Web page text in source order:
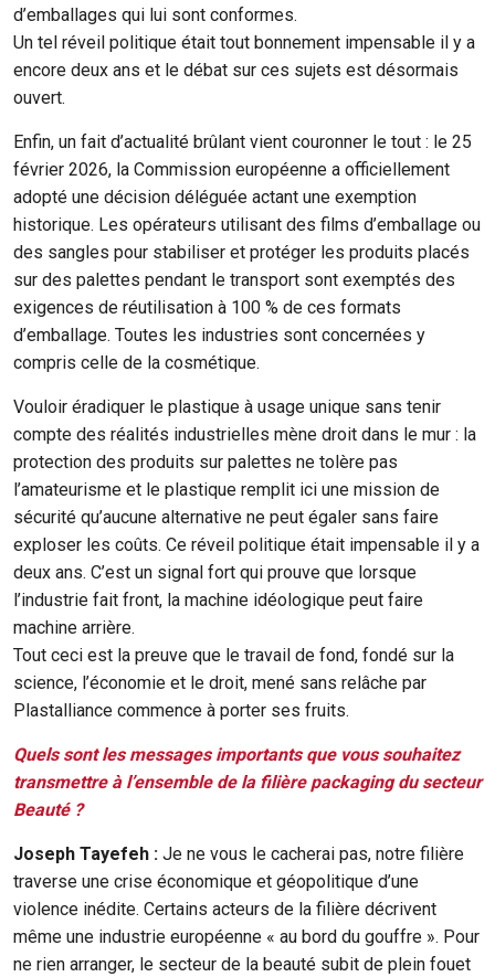
d’emballages qui lui sont conformes.
Un tel réveil politique était tout bonnement impensable il y a
encore deux ans et le débat sur ces sujets est désormais
ouvert.
Enfin, un fait d’actualité brûlant vient couronner le tout : le 25
février 2026, la Commission européenne a officiellement
adopté une décision déléguée actant une exemption
historique. Les opérateurs utilisant des films d’emballage ou
des sangles pour stabiliser et protéger les produits placés
sur des palettes pendant le transport sont exemptés des
exigences de réutilisation à 100 % de ces formats
d’emballage. Toutes les industries sont concernées y
compris celle de la cosmétique.
Vouloir éradiquer le plastique à usage unique sans tenir
compte des réalités industrielles mène droit dans le mur : la
protection des produits sur palettes ne tolère pas
l’amateurisme et le plastique remplit ici une mission de
sécurité qu’aucune alternative ne peut égaler sans faire
exploser les coûts. Ce réveil politique était impensable il y a
deux ans. C’est un signal fort qui prouve que lorsque
l’industrie fait front, la machine idéologique peut faire
machine arrière.
Tout ceci est la preuve que le travail de fond, fondé sur la
science, l’économie et le droit, mené sans relâche par
Plastalliance commence à porter ses fruits.
Quels sont les messages importants que vous souhaitez
transmettre à l’ensemble de la filière packaging du secteur
Beauté ?
Joseph Tayefeh : Je ne vous le cacherai pas, notre filière
traverse une crise économique et géopolitique d’une
violence inédite. Certains acteurs de la filière décrivent
même une industrie européenne « au bord du gouffre ». Pour
ne rien arranger, le secteur de la beauté subit de plein fouet